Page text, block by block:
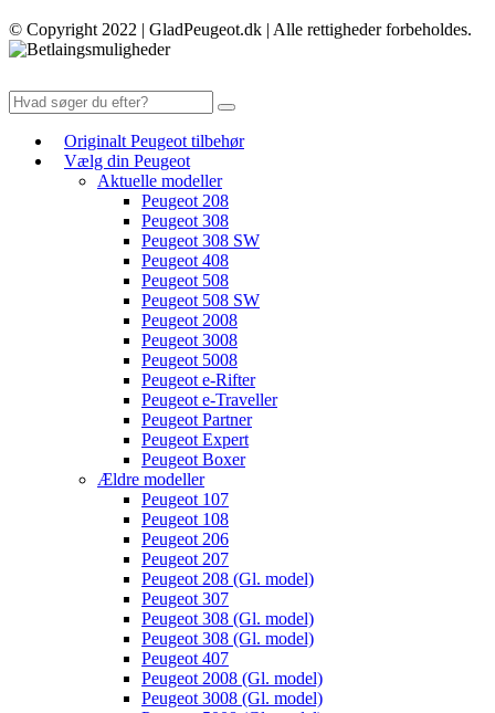
© Copyright 2022 | GladPeugeot.dk | Alle rettigheder forbeholdes.
Originalt Peugeot tilbehør
Vælg din Peugeot
Aktuelle modeller
Peugeot 208
Peugeot 308
Peugeot 308 SW
Peugeot 408
Peugeot 508
Peugeot 508 SW
Peugeot 2008
Peugeot 3008
Peugeot 5008
Peugeot e-Rifter
Peugeot e-Traveller
Peugeot Partner
Peugeot Expert
Peugeot Boxer
Ældre modeller
Peugeot 107
Peugeot 108
Peugeot 206
Peugeot 207
Peugeot 208 (Gl. model)
Peugeot 307
Peugeot 308 (Gl. model)
Peugeot 308 (Gl. model)
Peugeot 407
Peugeot 2008 (Gl. model)
Peugeot 3008 (Gl. model)